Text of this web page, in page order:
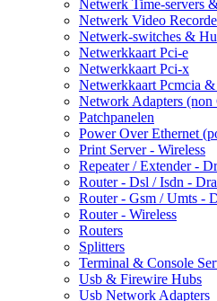
Netwerk Time-servers
Netwerk Video
Netwerk-switches &
Netwerkkaart Pci-e
Netwerkkaart Pci-x
Netwerkkaart Pcmcia &
Network Adapters (non
Patchpanelen
Power Over Ethernet
Print Server - Wireless
Repeater / Extender -
Router - Dsl / Isdn -
Router - Gsm / Umts -
Router - Wireless
Routers
Splitters
Terminal & Console
Usb & Firewire Hubs
Usb Network Adapters